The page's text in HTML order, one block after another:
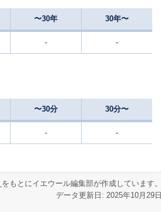
〜30年 30年〜
- -
〜30分 30分〜
- -
をもとにイエウール編集部が作成しています。
データ更新日: 2025年10月29日